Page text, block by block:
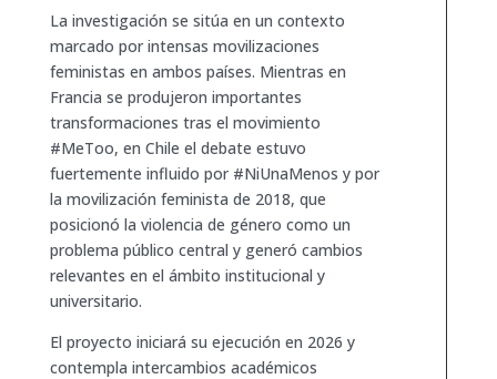
La investigación se sitúa en un contexto
marcado por intensas movilizaciones
feministas en ambos países. Mientras en
Francia se produjeron importantes
transformaciones tras el movimiento
#MeToo, en Chile el debate estuvo
fuertemente influido por #NiUnaMenos y por
la movilización feminista de 2018, que
posicionó la violencia de género como un
problema público central y generó cambios
relevantes en el ámbito institucional y
universitario.
El proyecto iniciará su ejecución en 2026 y
contempla intercambios académicos